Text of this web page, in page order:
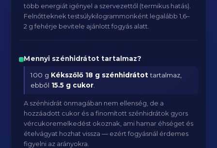
több energiát igényel a szervezettől (termikus hatás).
Felnőtteknek testsúlykilogrammonként legalább 1,6–
2 g fehérje bevitele ajánlott fogyás alatt.
Mennyi szénhidrátot tartalmaz?
100 g Kékszőlő 18 g szénhidrátottartalmaz,
ebből 15.5 g cukor
A szénhidrát önmagában nem ellenség, de a
hozzáadott cukor és a finomított szénhidrátok gyors
vércukoremelkedést okoznak, ami hamar éhséget és
ételvágyat hozhat vissza — ezért fogyásnál érdemes
figyelni az arányokra.